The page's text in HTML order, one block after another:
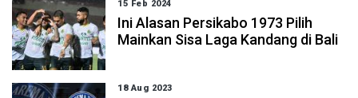
15 Feb 2024
Ini Alasan Persikabo 1973 Pilih
Mainkan Sisa Laga Kandang di Bali
18 Aug 2023